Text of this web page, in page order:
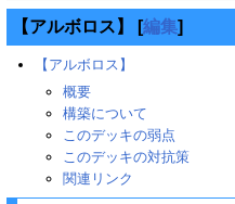
【アルボロス】 [編集]
【アルボロス】
概要
構築について
このデッキの弱点
このデッキの対抗策
関連リンク